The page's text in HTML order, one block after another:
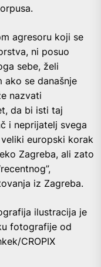
agresoru koji se
ni posuo
sebe, želi
se današnje
nazvati
da bi isti taj
i neprijatelj svega
europski korak
Zagreba, ali zato
iz Zagreba.
ilustracija je
fotografije od
CROPIX